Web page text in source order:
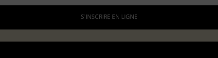
S'INSCRIRE EN LIGNE